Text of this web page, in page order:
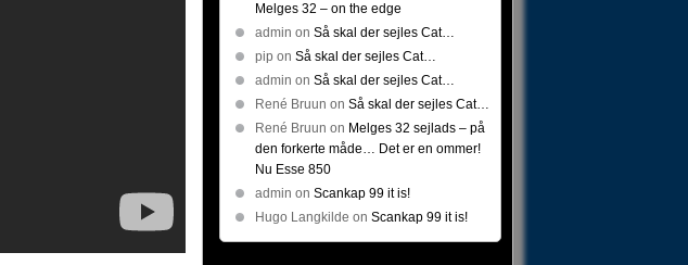
Melges 32 – on the edge
admin on Så skal der sejles Cat…
pip on Så skal der sejles Cat…
admin on Så skal der sejles Cat…
René Bruun on Så skal der sejles Cat…
René Bruun on Melges 32 sejlads – på
den forkerte måde… Det er en ommer!
Nu Esse 850
admin on Scankap 99 it is!
Hugo Langkilde on Scankap 99 it is!